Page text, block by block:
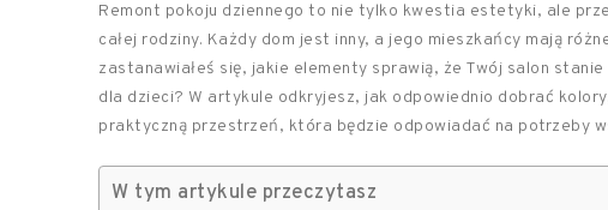
Remont pokoju dziennego to nie tylko kwestia estetyki, ale
całej rodziny. Każdy dom jest inny, a jego mieszkańcy mają
zastanawiałeś się, jakie elementy sprawią, że Twój salon
dla dzieci? W artykule odkryjesz, jak odpowiednio dobrać
praktyczną przestrzeń, która będzie odpowiadać na potrzeby
W tym artykule przeczytasz